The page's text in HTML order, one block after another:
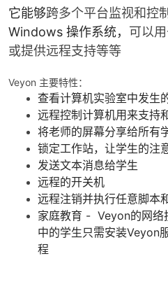
爱它能够跨多个平台监视和控
Windows 操作系统， 可以
或提供远程支持等等
Veyon 主要特性：
查看计算机实验室中发生
远程控制计算机用来支持
将老师的屏幕分享给所有
锁定工作站，让学生的注
发送文本消息给学生
远程的开关机
远程注销并执行任意脚本
家庭教育 - Veyon的网络
中的学生只需安装Veyon
程